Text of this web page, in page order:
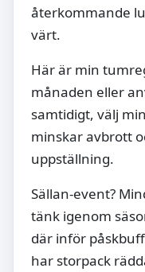
återkommande
värt.
Här är min
månaden eller
samtidigt, välj
minskar avbrott
uppställning.
Sällan-event?
tänk igenom
där inför
har storpack